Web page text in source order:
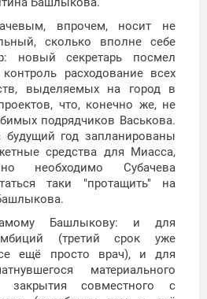
впрочем, носит не
сколько вполне себе
новый секретарь посмел
расходование всех
выделяемых на город в
что, конечно же, не
подрядчиков Васькова.
год запланированы
средства для Миасса,
необходимо Субачева
таки "протащить" на
Башлыкову: и для
(третий срок уже
ещё просто врач), и для
материального
закрытия совместного с